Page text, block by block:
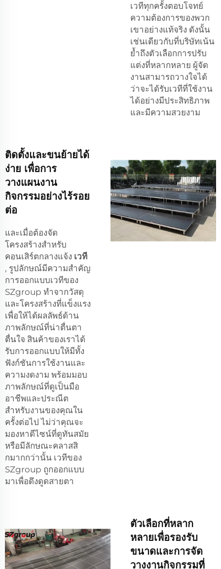
เวทีทุกครั้งตอบโจทย์
ความต้องการของพวก
เขาอย่างแท้จริง ดังนั้น
เช่นเดียวกับที่บริษัทเน้น
ย้ำถึงตัวเลือกการปรับ
แต่งที่หลากหลาย ผู้จัด
งานสามารถวางใจได้
ว่าจะได้รับเวทีที่ใช้งาน
ได้อย่างมีประสิทธิภาพ
และมีความสวยงาม
ติดตั้งและขนย้ายได้
ง่าย เพื่อการ
วางแผนงาน
กิจกรรมอย่างไร้รอย
ต่อ
และเมื่อต้องจัด
โครงสร้างสำหรับ
คอนเสิร์ตกลางแจ้ง เวที
, รูปลักษณ์มีความสำคัญ
การออกแบบเวทีของ
SZgroup ทำจากวัสดุ
และโครงสร้างที่แข็งแรง
เพื่อให้ได้ผลลัพธ์ด้าน
ภาพลักษณ์ที่น่าตื่นตา
ตื่นใจ สินค้าของเราได้
รับการออกแบบให้มีทั้ง
ฟังก์ชันการใช้งานและ
ความงดงาม พร้อมมอบ
ภาพลักษณ์ที่ดูเป็นมือ
อาชีพและประณีต
สำหรับงานของคุณใน
ครั้งต่อไป ไม่ว่าคุณจะ
มองหาดีไซน์ที่ดูทันสมัย
หรือมีลักษณะคลาสสิ
กมากกว่านั้น เวทีของ
SZgroup ถูกออกแบบ
มาเพื่อดึงดูดสายตา
ตัวเลือกที่หลาก
หลายเพื่อรองรับ
ขนาดและการจัด
วางงานกิจกรรมที่